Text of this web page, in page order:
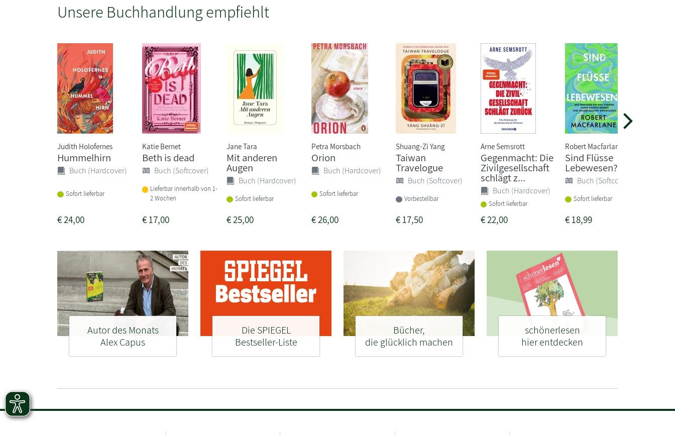
Unsere Buchhandlung empfiehlt
Judith Holofernes
Hummelhirn
Buch (Hardcover)
Sofort lieferbar
€24,00
Katie Bernet
Beth is dead
Buch (Softcover)
Lieferbar innerhalb von 1-
2 Wochen
€17,00
Jane Tara
Mit anderen
Augen
Buch (Hardcover)
Sofort lieferbar
€25,00
Petra Morsbach
Orion
Buch (Hardcover)
Sofort lieferbar
€26,00
Shuang-Zi Yang
Taiwan
Travelogue
Buch (Softcover)
Vorbestellbar
€17,50
Arne Semsrott
Gegenmacht: Die
Zivilgesellschaft
schlägt z...
Buch (Hardcover)
Sofort lieferbar
€22,00
Robert Macfarlane
Sind Flüsse
Lebewesen?
Buch (Softcover)
Sofort lieferbar
€18,99
Autor des Monats
Alex Capus
Die SPIEGEL
Bestseller-Liste
Bücher,
die glücklich machen
schönerlesen
hier entdecken